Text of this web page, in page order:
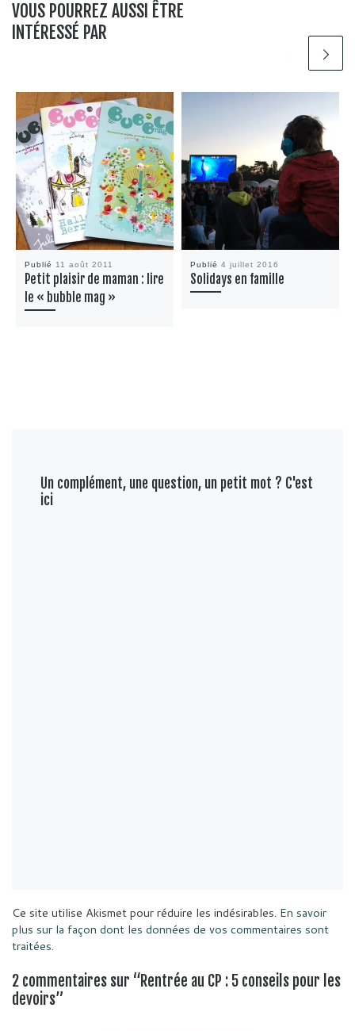
VOUS POURREZ AUSSI ÊTRE
INTÉRESSÉ PAR
Publié 11 août 2011
Petit plaisir de maman : lire
le « bubble mag »
Publié4 juillet 2016
Solidays en famille
Un complément, une question, un petit mot ? C'est
ici
Ce site utilise Akismet pour réduire les indésirables. En savoir
plus sur la façon dont les données de vos commentaires sont
traitées.
2 commentaires sur “Rentrée au CP : 5 conseils pour les
devoirs”